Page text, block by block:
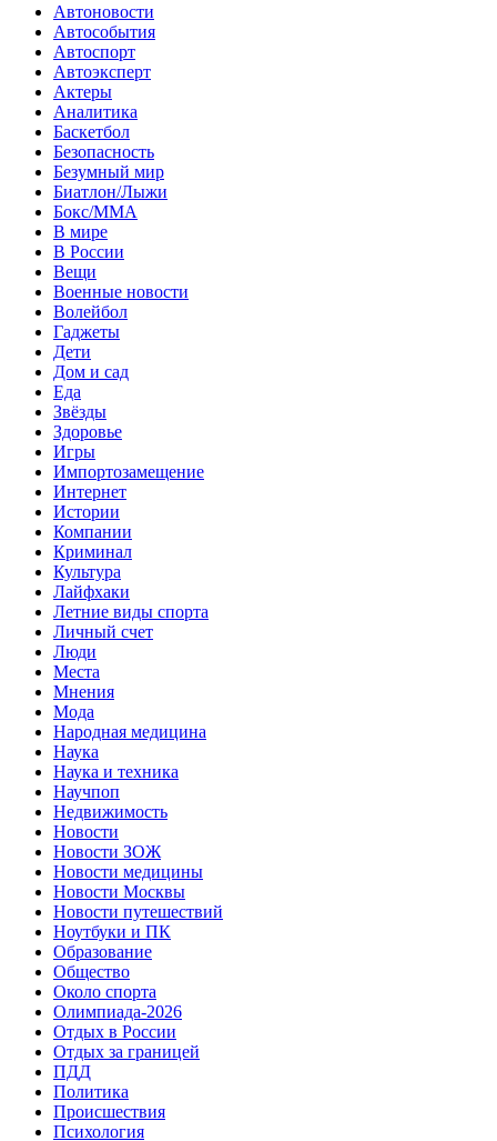
Автоновости
Автособытия
Автоспорт
Автоэксперт
Актеры
Аналитика
Баскетбол
Безопасность
Безумный мир
Биатлон/Лыжи
Бокс/MMA
В мире
В России
Вещи
Военные новости
Волейбол
Гаджеты
Дети
Дом и сад
Еда
Звёзды
Здоровье
Игры
Импортозамещение
Интернет
Истории
Компании
Криминал
Культура
Лайфхаки
Летние виды спорта
Личный счет
Люди
Места
Мнения
Мода
Народная медицина
Наука
Наука и техника
Научпоп
Недвижимость
Новости
Новости ЗОЖ
Новости медицины
Новости Москвы
Новости путешествий
Ноутбуки и ПК
Образование
Общество
Около спорта
Олимпиада-2026
Отдых в России
Отдых за границей
ПДД
Политика
Происшествия
Психология